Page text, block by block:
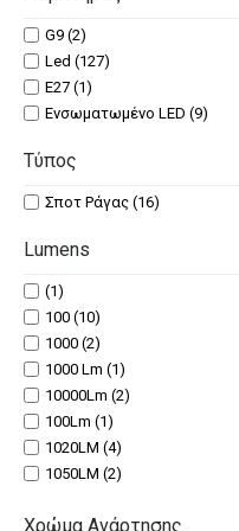
G9 (2)
Led (127)
Ε27 (1)
Ενσωματωμένο LED (9)
Τύπος
Σποτ Ράγας (16)
Lumens
(1)
100 (10)
1000 (2)
1000 Lm (1)
10000Lm (2)
100Lm (1)
1020LM (4)
1050LM (2)
11000LM (3)
Χρώμα Ανάρτησης